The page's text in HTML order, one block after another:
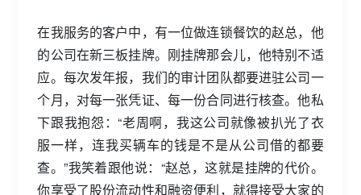
在我服务的客户中，有一位做连锁餐饮的赵总，他
的公司在新三板挂牌。刚挂牌那会儿，他特别不适
应。每次发年报，我们的审计团队都要进驻公司一
个月，对每一张凭证、每一份合同进行核查。他私
下跟我抱怨：“老周啊，我这公司就像被扒光了衣
服一样，连我买辆车的钱是不是从公司借的都要
查。”我笑着跟他说：“赵总，这就是挂牌的代价。
你享受了股份流动性和融资便利，就得接受大家的